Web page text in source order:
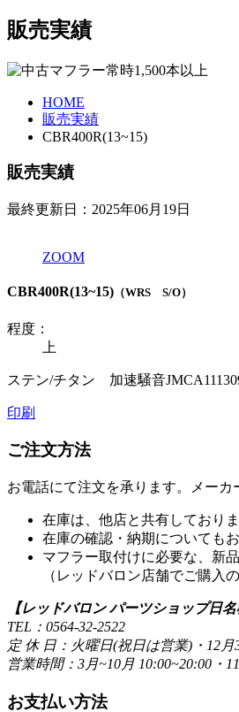
販売実績
HOME
販売実績
CBR400R(13~15)
販売実績
最終更新日：2025年06月19日
ZOOM
CBR400R(13~15) （WRS S/O）
程度：
上
ステン/チタン 加速騒音
印刷
ご注文方法
お電話にて注文を承ります。メーカ
在庫は、他店と共有しており
在庫の確認・納期についても
マフラー取付けに必要な、新
（レッドバロン店舗でご購入
【レッドバロン パーツショップ日名
TEL：0564-32-2522
定 休 日：火曜日(祝日は営業)・12月
営業時間：3月~10月 10:00~20:00・
お支払い方法